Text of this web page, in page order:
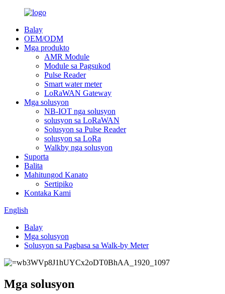
Balay
OEM/ODM
Mga produkto
AMR Module
Module sa Pagsukod
Pulse Reader
Smart water meter
LoRaWAN Gateway
Mga solusyon
NB-IOT nga solusyon
solusyon sa LoRaWAN
Solusyon sa Pulse Reader
solusyon sa LoRa
Walkby nga solusyon
Suporta
Balita
Mahitungod Kanato
Sertipiko
Kontaka Kami
English
Balay
Mga solusyon
Solusyon sa Pagbasa sa Walk-by Meter
Mga solusyon